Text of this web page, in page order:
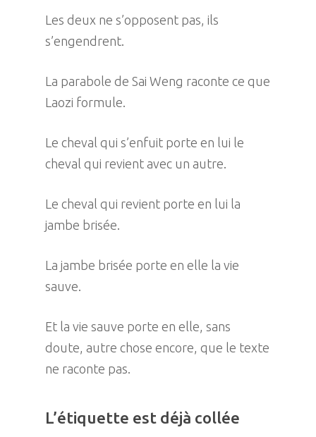
Les deux ne s’opposent pas, ils
s’engendrent.
La parabole de Sai Weng raconte ce que
Laozi formule.
Le cheval qui s’enfuit porte en lui le
cheval qui revient avec un autre.
Le cheval qui revient porte en lui la
jambe brisée.
La jambe brisée porte en elle la vie
sauve.
Et la vie sauve porte en elle, sans
doute, autre chose encore, que le texte
ne raconte pas.
L’étiquette est déjà collée